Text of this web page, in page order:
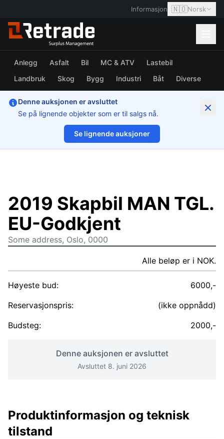
Informasjon 🇳🇴Norsk
Anlegg Asfalt Bil MC & ATV
Lastebil
Landbruk
Skog Bygg Industri Båt Diverse
Denne auksjonen er avsluttet
Se på lignende objekter som er til salgs nå.
Se lignende auksjoner
1/13
2019 Skapbil MAN TGL.
EU-Godkjent
Some address, Oslo, 0000
Alle beløp er i NOK.
Høyeste bud:
6000,-
Reservasjonspris:
(ikke oppnådd)
Budsteg:
2000,-
Denne auksjonen er avsluttet
Avsluttet 8. juni 2026
Produktinformasjon og teknisk
tilstand